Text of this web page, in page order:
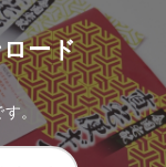
ード
す。